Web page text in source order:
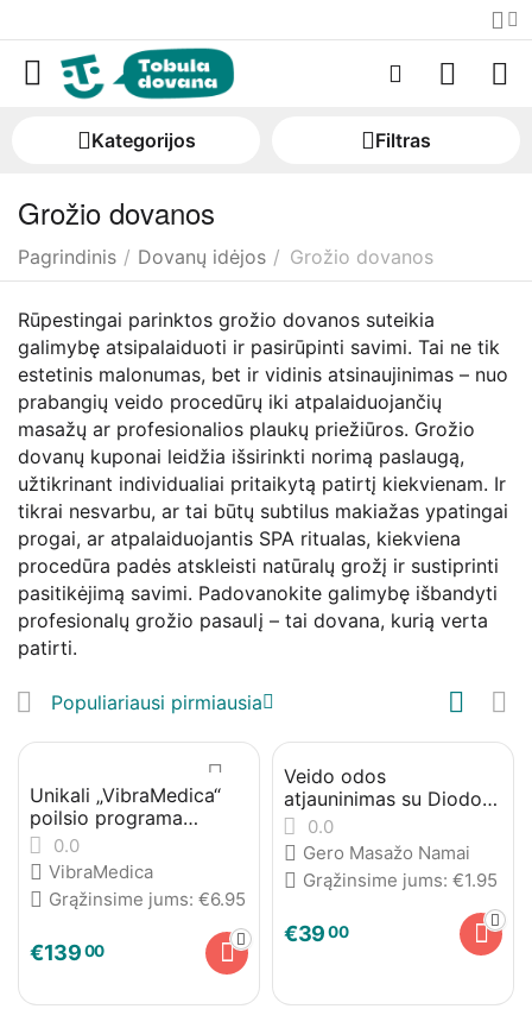
Kategorijos Filtras
Grožio dovanos
Pagrindinis / Dovanų idėjos / Grožio dovanos
Rūpestingai parinktos grožio dovanos suteikia
galimybę atsipalaiduoti ir pasirūpinti savimi. Tai ne tik
estetinis malonumas, bet ir vidinis atsinaujinimas – nuo
prabangių veido procedūrų iki atpalaiduojančių
masažų ar profesionalios plaukų priežiūros. Grožio
dovanų kuponai leidžia išsirinkti norimą paslaugą,
užtikrinant individualiai pritaikytą patirtį kiekvienam. Ir
tikrai nesvarbu, ar tai būtų subtilus makiažas ypatingai
progai, ar atpalaiduojantis SPA ritualas, kiekviena
procedūra padės atskleisti natūralų grožį ir sustiprinti
pasitikėjimą savimi. Padovanokite galimybę išbandyti
profesionalų grožio pasaulį – tai dovana, kurią verta
patirti.
Populiariausi pirmiausia
Unikali „VibraMedica“
poilsio programa
dviems
0.0
VibraMedica
Grąžinsime jums: €6.95
€13900
Veido odos
atjauninimas su Diodo
lazeriu
0.0
Gero Masažo Namai
Grąžinsime jums: €1.95
€3900